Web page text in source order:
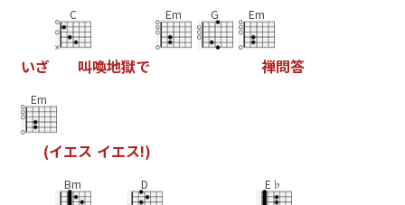
いざ
C
叫喚地獄で
Em G Em
禅問答
Em
(イエス イエス!)
Bm D E♭